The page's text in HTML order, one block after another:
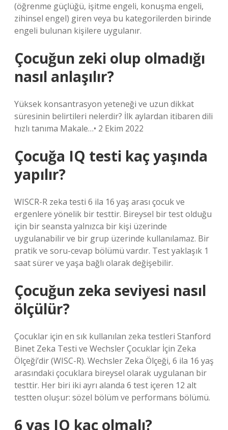
(öğrenme güçlüğü, işitme engeli, konuşma engeli,
zihinsel engel) giren veya bu kategorilerden birinde
engeli bulunan kişilere uygulanır.
Çocuğun zeki olup olmadığı
nasıl anlaşılır?
Yüksek konsantrasyon yeteneği ve uzun dikkat
süresinin belirtileri nelerdir? İlk aylardan itibaren dili
hızlı tanıma Makale…• 2 Ekim 2022
Çocuğa IQ testi kaç yaşında
yapılır?
WISCR-R zeka testi 6 ila 16 yaş arası çocuk ve
ergenlere yönelik bir testtir. Bireysel bir test olduğu
için bir seansta yalnızca bir kişi üzerinde
uygulanabilir ve bir grup üzerinde kullanılamaz. Bir
pratik ve soru-cevap bölümü vardır. Test yaklaşık 1
saat sürer ve yaşa bağlı olarak değişebilir.
Çocuğun zeka seviyesi nasıl
ölçülür?
Çocuklar için en sık kullanılan zeka testleri Stanford
Binet Zeka Testi ve Wechsler Çocuklar İçin Zeka
Ölçeği’dir (WISC-R). Wechsler Zeka Ölçeği, 6 ila 16 yaş
arasındaki çocuklara bireysel olarak uygulanan bir
testtir. Her biri iki ayrı alanda 6 test içeren 12 alt
testten oluşur: sözel bölüm ve performans bölümü.
6 yaş IQ kaç olmalı?